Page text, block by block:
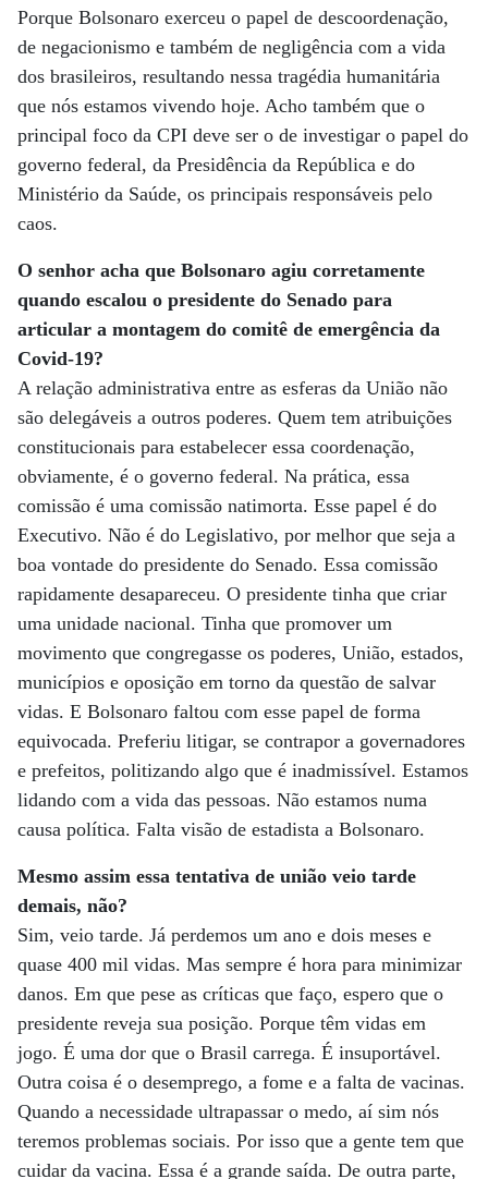
Porque Bolsonaro exerceu o papel de descoordenação,
de negacionismo e também de negligência com a vida
dos brasileiros, resultando nessa tragédia humanitária
que nós estamos vivendo hoje. Acho também que o
principal foco da CPI deve ser o de investigar o papel do
governo federal, da Presidência da República e do
Ministério da Saúde, os principais responsáveis pelo
caos.
O senhor acha que Bolsonaro agiu corretamente
quando escalou o presidente do Senado para
articular a montagem do comitê de emergência da
Covid-19?
A relação administrativa entre as esferas da União não
são delegáveis a outros poderes. Quem tem atribuições
constitucionais para estabelecer essa coordenação,
obviamente, é o governo federal. Na prática, essa
comissão é uma comissão natimorta. Esse papel é do
Executivo. Não é do Legislativo, por melhor que seja a
boa vontade do presidente do Senado. Essa comissão
rapidamente desapareceu. O presidente tinha que criar
uma unidade nacional. Tinha que promover um
movimento que congregasse os poderes, União, estados,
municípios e oposição em torno da questão de salvar
vidas. E Bolsonaro faltou com esse papel de forma
equivocada. Preferiu litigar, se contrapor a governadores
e prefeitos, politizando algo que é inadmissível. Estamos
lidando com a vida das pessoas. Não estamos numa
causa política. Falta visão de estadista a Bolsonaro.
Mesmo assim essa tentativa de união veio tarde
demais, não?
Sim, veio tarde. Já perdemos um ano e dois meses e
quase 400 mil vidas. Mas sempre é hora para minimizar
danos. Em que pese as críticas que faço, espero que o
presidente reveja sua posição. Porque têm vidas em
jogo. É uma dor que o Brasil carrega. É insuportável.
Outra coisa é o desemprego, a fome e a falta de vacinas.
Quando a necessidade ultrapassar o medo, aí sim nós
teremos problemas sociais. Por isso que a gente tem que
cuidar da vacina. Essa é a grande saída. De outra parte,